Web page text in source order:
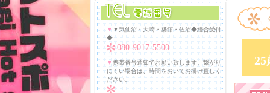
▼▼気仙沼・大崎・築館・佐沼◆総合受付
◆
080-9017-5500
▼携帯番号通知でお願い致します。繋がり
にくい場合は、時間をおいてお掛け直しく
ださい。